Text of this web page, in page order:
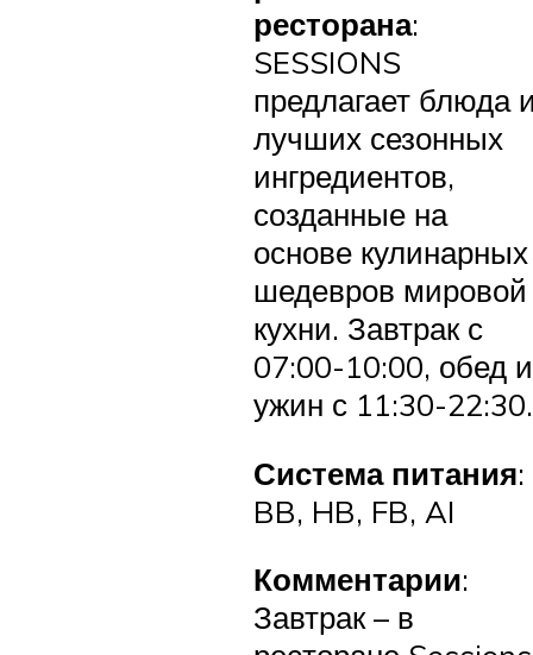
ресторана:
SESSIONS
предлагает блюда
лучших сезонных
ингредиентов,
созданные на
основе кулинарных
шедевров мировой
кухни. Завтрак с
07:00-10:00, обед и
ужин с 11:30-22:30.
Система питания:
BB, HB, FB, AI
Комментарии:
Завтрак – в